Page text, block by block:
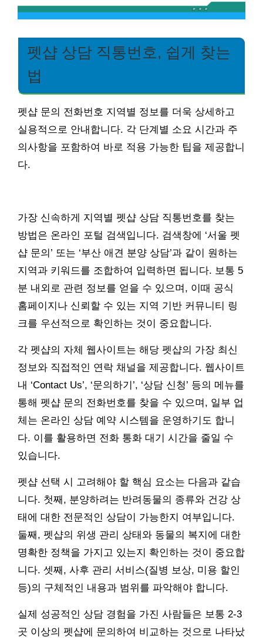
펫샵 상담 직통번호, 쉽게 찾는
법
펫샵 문의 전화번호 지역별 정보를 더욱 상세하고
실용적으로 안내합니다. 각 단계별 소요 시간과 주
의사항을 포함하여 바로 적용 가능한 팁을 제공합니
다.
가장 신속하게 지역별 펫샵 상담 직통번호를 찾는
방법은 온라인 포털 검색입니다. 검색창에 ‘서울 펫
샵 문의’ 또는 ‘부산 애견 분양 상담’과 같이 원하는
지역과 키워드를 조합하여 입력하면 됩니다. 보통 5
분 내외로 관련 정보를 얻을 수 있으며, 이때 공식
홈페이지나 신뢰할 수 있는 지역 기반 커뮤니티 링
크를 우선적으로 확인하는 것이 중요합니다.
각 펫샵의 자체 웹사이트는 해당 펫샵의 가장 최신
정보와 직접적인 연락 채널을 제공합니다. 웹사이트
내 ‘Contact Us’, ‘문의하기’, ‘상담 신청’ 등의 메뉴를
통해 펫샵 문의 전화번호를 찾을 수 있으며, 일부 업
체는 온라인 상담 예약 시스템을 운영하기도 합니
다. 이를 활용하면 전화 통화 대기 시간을 줄일 수
있습니다.
펫샵 선택 시 고려해야 할 핵심 요소는 다음과 같습
니다. 첫째, 분양하려는 반려동물의 종류와 건강 상
태에 대한 전문적인 상담이 가능한지 여부입니다.
둘째, 펫샵의 위생 관리 상태와 동물의 복지에 대한
명확한 정책을 가지고 있는지 확인하는 것이 중요합
니다. 셋째, 사후 관리 서비스(질병 보상, 미용 할인
등)의 구체적인 내용과 범위를 파악해야 합니다.
실제 성공적인 상담 경험을 가진 사람들은 보통 2-3
곳 이상의 펫샵에 문의하여 비교하는 것으로 나타났